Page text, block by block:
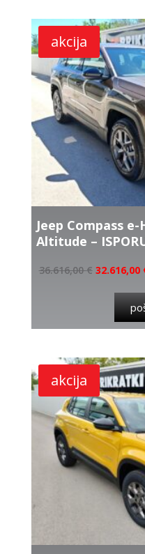
akcija
Jeep Compass
Altitude –
36.616,00€ 32.616,00
akcija